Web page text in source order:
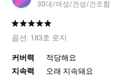
30대/여성/건성/건조함
옵션: 183호 로지
커버력
적당해요
지속력
오래 지속돼요